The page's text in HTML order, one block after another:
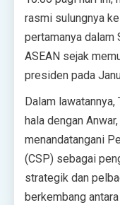
rasmi sulungnya
pertamanya dalam
ASEAN sejak
presiden pada
Dalam
hala dengan
menandatangani
(CSP) sebagai
strategik dan
berkembang